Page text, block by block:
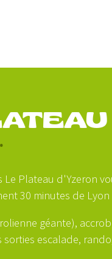
Le Plateau d'Yzeron
30 minutes de Lyon
géante),
sorties escalade,